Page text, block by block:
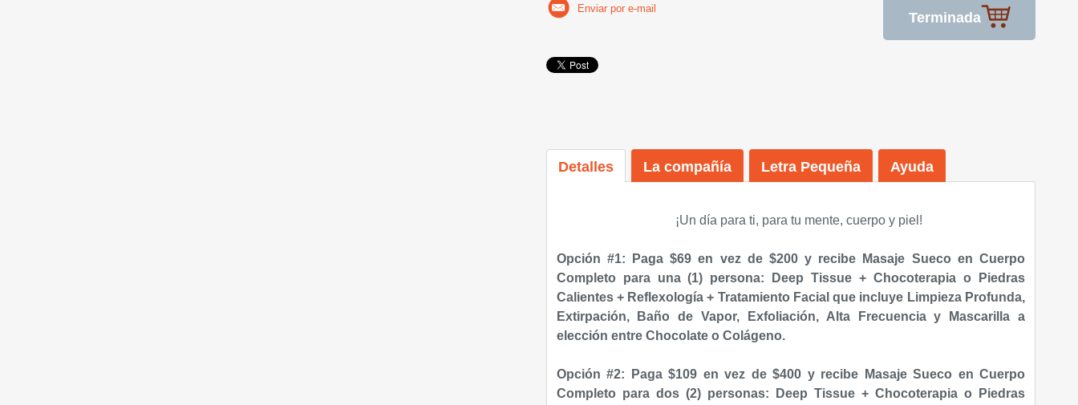
Terminada
Enviar por e-mail
Detalles La compañía Letra Pequeña Ayuda
¡Un día para ti, para tu mente, cuerpo y piel!
Opción #1: Paga $69 en vez de $200 y recibe Masaje Sueco en Cuerpo
Completo para una (1) persona: Deep Tissue + Chocoterapia o Piedras
Calientes + Reflexología + Tratamiento Facial que incluye Limpieza Profunda,
Extirpación, Baño de Vapor, Exfoliación, Alta Frecuencia y Mascarilla a
elección entre Chocolate o Colágeno.
Opción #2: Paga $109 en vez de $400 y recibe Masaje Sueco en Cuerpo
Completo para dos (2) personas: Deep Tissue + Chocoterapia o Piedras